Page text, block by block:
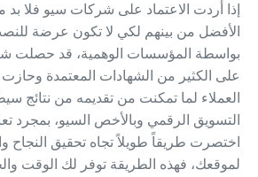
إذا أردت الاعتماد على شركات سيو فلا
الأفضل من بينهم لكي لا تكون عرضة
بواسطة المؤسسات الوهمية، قد حصلت
على الكثير من الشهادات المعتمدة
العملاء لما تمكنت من تقديمه من نتائج
التسويق الرقمي وبالأخص السيو، بمجرد
اختصرت طريقاً طويلاً تجاه تحقيق النجاح
لموقعك، فهذه الطريقة توفر لك الوقت